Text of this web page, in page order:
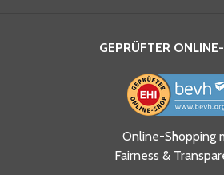
Ja, ich habe die
und akzeptiere
GEPRÜFTER
Online-Shopping
Fairness &